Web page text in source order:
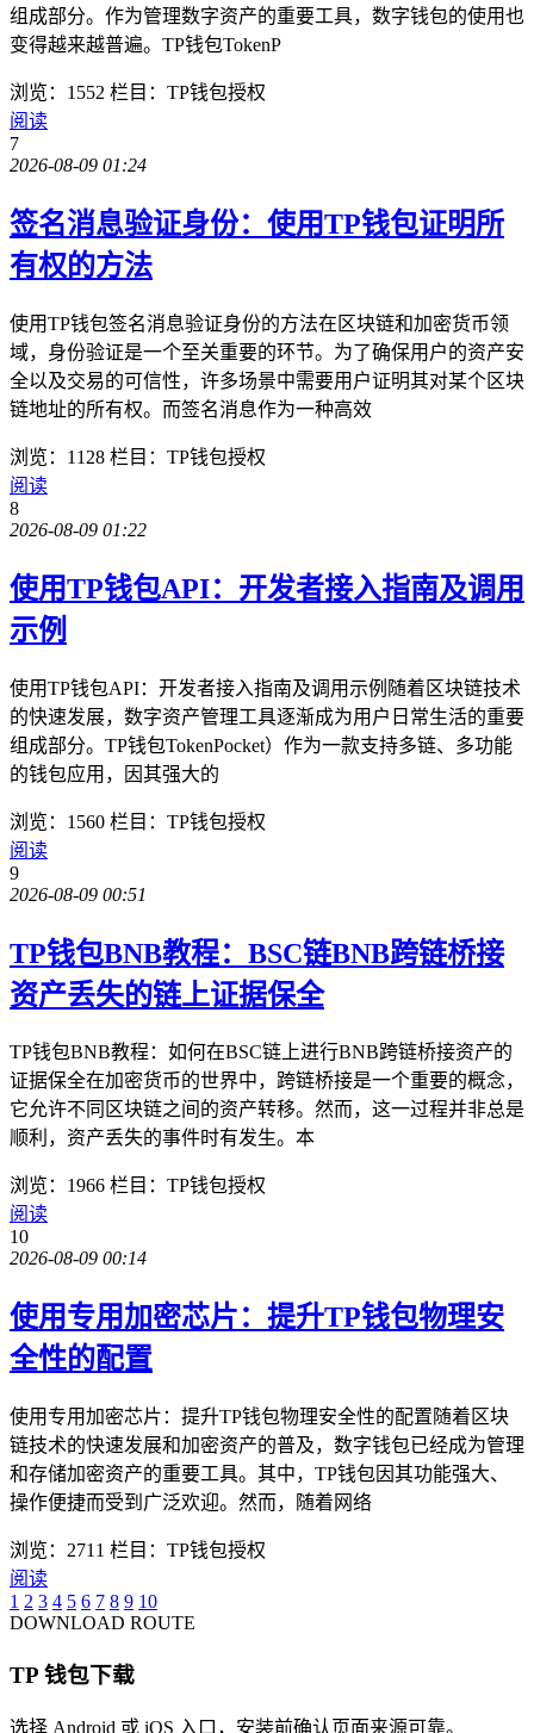
组成部分。作为管理数字资产的重要工具，数字钱包的使用也
变得越来越普遍。TP钱包TokenP
浏览：1552 栏目：TP钱包授权
阅读
7
2026-08-09 01:24
签名消息验证身份：使用TP钱包证明所
有权的方法
使用TP钱包签名消息验证身份的方法在区块链和加密货币领
域，身份验证是一个至关重要的环节。为了确保用户的资产安
全以及交易的可信性，许多场景中需要用户证明其对某个区块
链地址的所有权。而签名消息作为一种高效
浏览：1128 栏目：TP钱包授权
阅读
8
2026-08-09 01:22
使用TP钱包API：开发者接入指南及调用
示例
使用TP钱包API：开发者接入指南及调用示例随着区块链技术
的快速发展，数字资产管理工具逐渐成为用户日常生活的重要
组成部分。TP钱包TokenPocket）作为一款支持多链、多功能
的钱包应用，因其强大的
浏览：1560 栏目：TP钱包授权
阅读
9
2026-08-09 00:51
TP钱包BNB教程：BSC链BNB跨链桥接
资产丢失的链上证据保全
TP钱包BNB教程：如何在BSC链上进行BNB跨链桥接资产的
证据保全在加密货币的世界中，跨链桥接是一个重要的概念，
它允许不同区块链之间的资产转移。然而，这一过程并非总是
顺利，资产丢失的事件时有发生。本
浏览：1966 栏目：TP钱包授权
阅读
10
2026-08-09 00:14
使用专用加密芯片：提升TP钱包物理安
全性的配置
使用专用加密芯片：提升TP钱包物理安全性的配置随着区块
链技术的快速发展和加密资产的普及，数字钱包已经成为管理
和存储加密资产的重要工具。其中，TP钱包因其功能强大、
操作便捷而受到广泛欢迎。然而，随着网络
浏览：2711 栏目：TP钱包授权
阅读
1 2 3 4 5 6 7 8 9 10
DOWNLOAD ROUTE
TP 钱包下载
选择 Android 或 iOS 入口，安装前确认页面来源可靠。